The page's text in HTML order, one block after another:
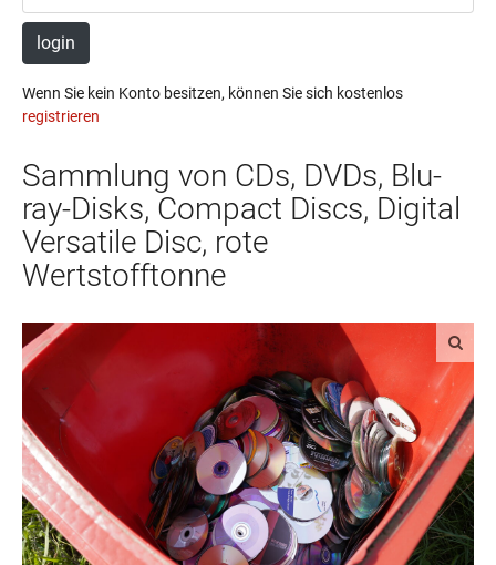
login
Wenn Sie kein Konto besitzen, können Sie sich kostenlos
registrieren
Sammlung von CDs, DVDs, Blu-
ray-Disks, Compact Discs, Digital
Versatile Disc, rote
Wertstofftonne